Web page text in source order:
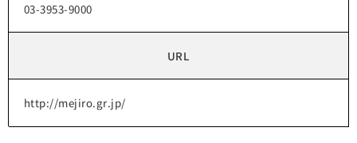
03-3953-9000
URL
http://mejiro.gr.jp/